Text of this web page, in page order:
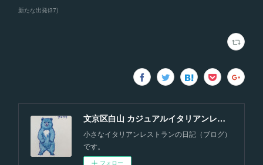
新たな出発(37)
文京区白山 カジュアルイタリアンレストラン『トラットリア プロンティ，ヴィア！』のブログ！！
小さなイタリアンレストランの日記（ブログ）
です。
フォロー